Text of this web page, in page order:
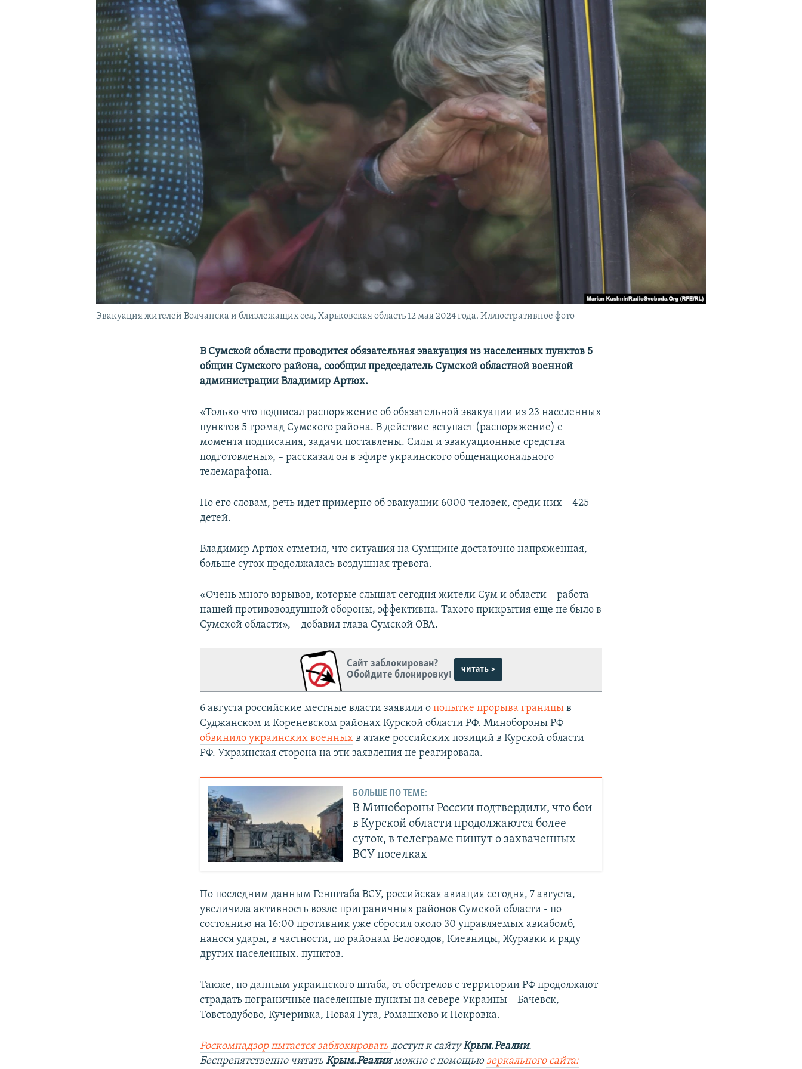
КРЫМ.НЕПОКОРЕННЫЙ
УКРАИНСКАЯ ПРОБЛЕМА КРЫМА
Эвакуация жителей Волчанска и близлежащих сел, Харьковская область 12 мая 2024 года. Иллюстративное фото
В Сумской области проводится обязательная эвакуация из населенных пунктов 5
общин Сумского района, сообщил председатель Сумской областной военной
администрации Владимир Артюх.
«Только что подписал распоряжение об обязательной эвакуации из 23 населенных
пунктов 5 громад Сумского района. В действие вступает (распоряжение) с
момента подписания, задачи поставлены. Силы и эвакуационные средства
подготовлены», – рассказал он в эфире украинского общенационального
телемарафона.
По его словам, речь идет примерно об эвакуации 6000 человек, среди них – 425
детей.
Владимир Артюх отметил, что ситуация на Сумщине достаточно напряженная,
больше суток продолжалась воздушная тревога.
«Очень много взрывов, которые слышат сегодня жители Сум и области – работа
нашей противовоздушной обороны, эффективна. Такого прикрытия еще не было в
Сумской области», – добавил глава Сумской ОВА.
Сайт заблокирован?
Обойдите блокировку!
читать >
6 августа российские местные власти заявили опопытке прорыва границы в
Суджанском и Кореневском районах Курской области РФ. Минобороны РФ
обвинило украинских военных в атаке российских позиций в Курской области
РФ. Украинская сторона на эти заявления не реагировала.
БОЛЬШЕ ПО ТЕМЕ:
В Минобороны России подтвердили, что бои
в Курской области продолжаются более
суток, в телеграме пишут о захваченных
ВСУ поселках
По последним данным Генштаба ВСУ, российская авиация сегодня, 7 августа,
увеличила активность возле приграничных районов Сумской области - по
состоянию на 16:00 противник уже сбросил около 30 управляемых авиабомб,
нанося удары, в частности, по районам Беловодов, Киевницы, Журавки и ряду
других населенных. пунктов.
Также, по данным украинского штаба, от обстрелов с территории РФ продолжают
страдать пограничные населенные пункты на севере Украины – Бачевск,
Товстодубово, Кучеривка, Новая Гута, Ромашково и Покровка.
Роскомнадзор пытается заблокировать доступ к сайтуКрым.Реалии.
Беспрепятственно читатьКрым.Реалииможно с помощьюзеркального сайта: